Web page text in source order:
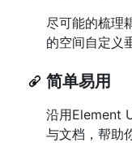
尽可能的梳理
的空间自定义
简单易用
沿用Element
与文档，帮助